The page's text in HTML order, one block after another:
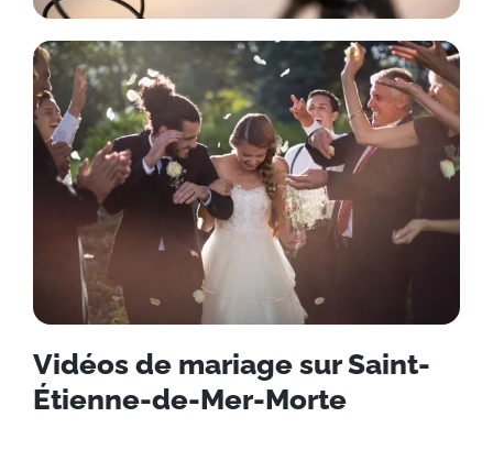
Vidéos de mariage sur Saint-
Étienne-de-Mer-Morte